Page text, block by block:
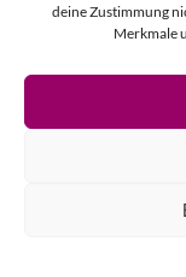
deine Zustimmung
Merkmale